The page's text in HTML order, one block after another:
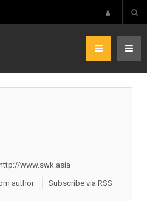
http://www.swk.asia
author
Subscribe via RSS